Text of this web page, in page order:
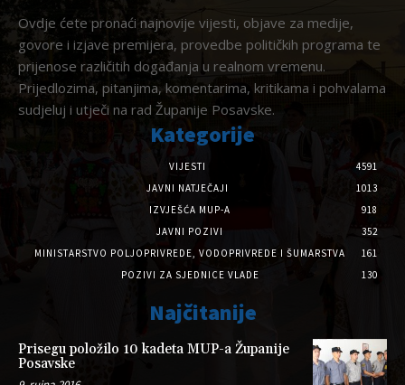
Ovdje ćete pronaći najnovije vijesti, objave za medije,
govore i izjave premijera, provedbe političkih programa te
prijenose različitih događanja u realnom vremenu.
Prijedlozima, pitanjima, komentarima, kritikama i pohvalama
sudjeluj i utječi na rad Županije Posavske.
Kategorije
VIJESTI
4591
JAVNI NATJEČAJI
1013
IZVJEŠĆA MUP-A
918
JAVNI POZIVI
352
MINISTARSTVO POLJOPRIVREDE, VODOPRIVREDE I ŠUMARSTVA
161
POZIVI ZA SJEDNICE VLADE
130
Najčitanije
Prisegu položilo 10 kadeta MUP-a Županije
Posavske